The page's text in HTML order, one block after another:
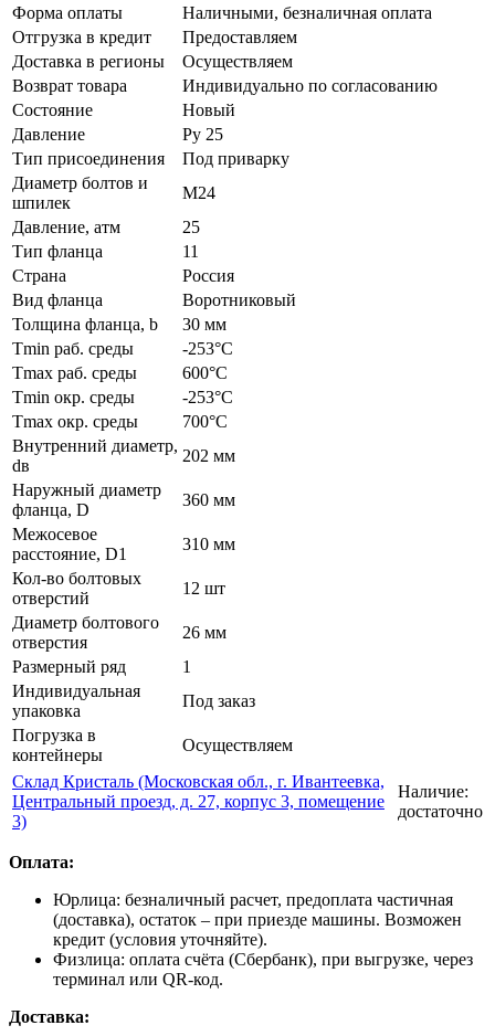
Форма оплаты
Наличными, безналичная оплата
Отгрузка в кредит
Предоставляем
Доставка в регионы
Осуществляем
Возврат товара
Индивидуально по согласованию
Состояние
Новый
Давление
Ру 25
Тип присоединения
Под приварку
Диаметр болтов и
шпилек
М24
Давление, атм
25
Тип фланца
11
Страна
Россия
Вид фланца
Воротниковый
Толщина фланца, b
30 мм
Tmin раб. среды
-253°C
Tmax раб. среды
600°C
Tmin окр. среды
-253°C
Tmax окр. среды
700°C
Внутренний диаметр,
dв
202 мм
Наружный диаметр
фланца, D
360 мм
Межосевое
расстояние, D1
310 мм
Кол-во болтовых
отверстий
12 шт
Диаметр болтового
отверстия
26 мм
Размерный ряд
1
Индивидуальная
упаковка
Под заказ
Погрузка в
контейнеры
Осуществляем
Склад Кристаль (Московская обл., г. Ивантеевка,
Центральный проезд, д. 27, корпус 3, помещение
3)
Наличие:
достаточно
Оплата:
Юрлица: безналичный расчет, предоплата частичная
(доставка), остаток – при приезде машины. Возможен
кредит (условия уточняйте).
Физлица: оплата счёта (Сбербанк), при выгрузке, через
терминал или QR-код.
Доставка: